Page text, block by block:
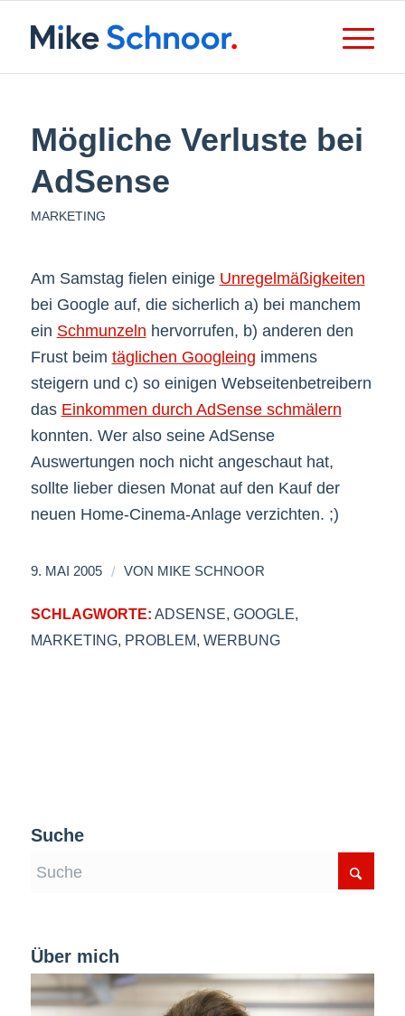
Mögliche Verluste bei
AdSense
MARKETING
Am Samstag fielen einige Unregelmäßigkeiten
bei Google auf, die sicherlich a) bei manchem
ein Schmunzeln hervorrufen, b) anderen den
Frust beim täglichen Googleing immens
steigern und c) so einigen Webseitenbetreibern
das Einkommen durch AdSense schmälern
konnten. Wer also seine AdSense
Auswertungen noch nicht angeschaut hat,
sollte lieber diesen Monat auf den Kauf der
neuen Home-Cinema-Anlage verzichten. ;)
9. MAI 2005 / VON MIKE SCHNOOR
SCHLAGWORTE: ADSENSE GOOGLE
MARKETING, PROBLEM WERBUNG
Suche
Über mich